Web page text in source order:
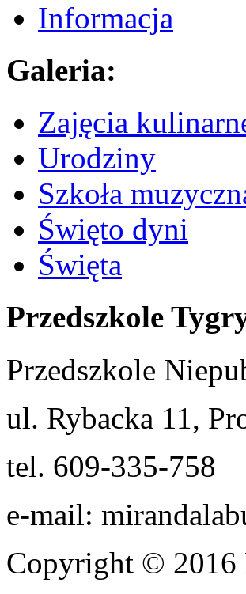
Informacja
Galeria:
Zajęcia
Urodziny
Szkoła
Święto dyni
Święta
Przedszkole
Przedszkole
ul. Rybacka 11,
tel. 609-335-758
e-mail:
Copyright © 2016